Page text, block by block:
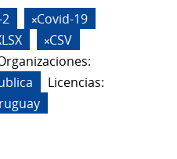
2
Covid-19
CSV
Licencias: